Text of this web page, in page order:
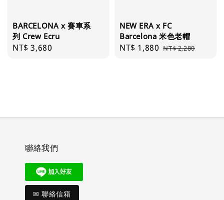
BARCELONA x 賽車系
列 Crew Ecru
Regular
NT$ 3,680
NEW ERA x FC
Barcelona 米色老帽
Sale
NT$ 1,880 Regular
NT$ 2,280
聯絡我們
✉ 聯絡信箱